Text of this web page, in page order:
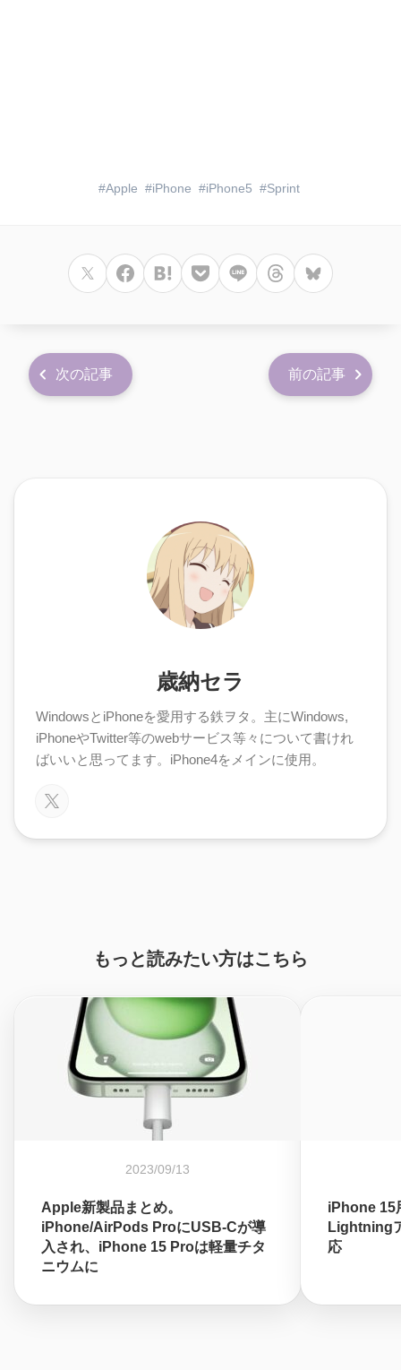
Apple iPhone iPhone5 Sprint
次の記事 前の記事
歳納セラ
WindowsとiPhoneを愛用する鉄ヲタ。主にWindows,
iPhoneやTwitter等のwebサービス等々について書けれ
ばいいと思ってます。iPhone4をメインに使用。
もっと読みたい方はこちら
2023/09/13
Apple新製品まとめ。
iPhone/AirPods ProにUSB-Cが導
入され、iPhone 15 Proは軽量チタ
ニウムに
iPhone 15
Lightning
応